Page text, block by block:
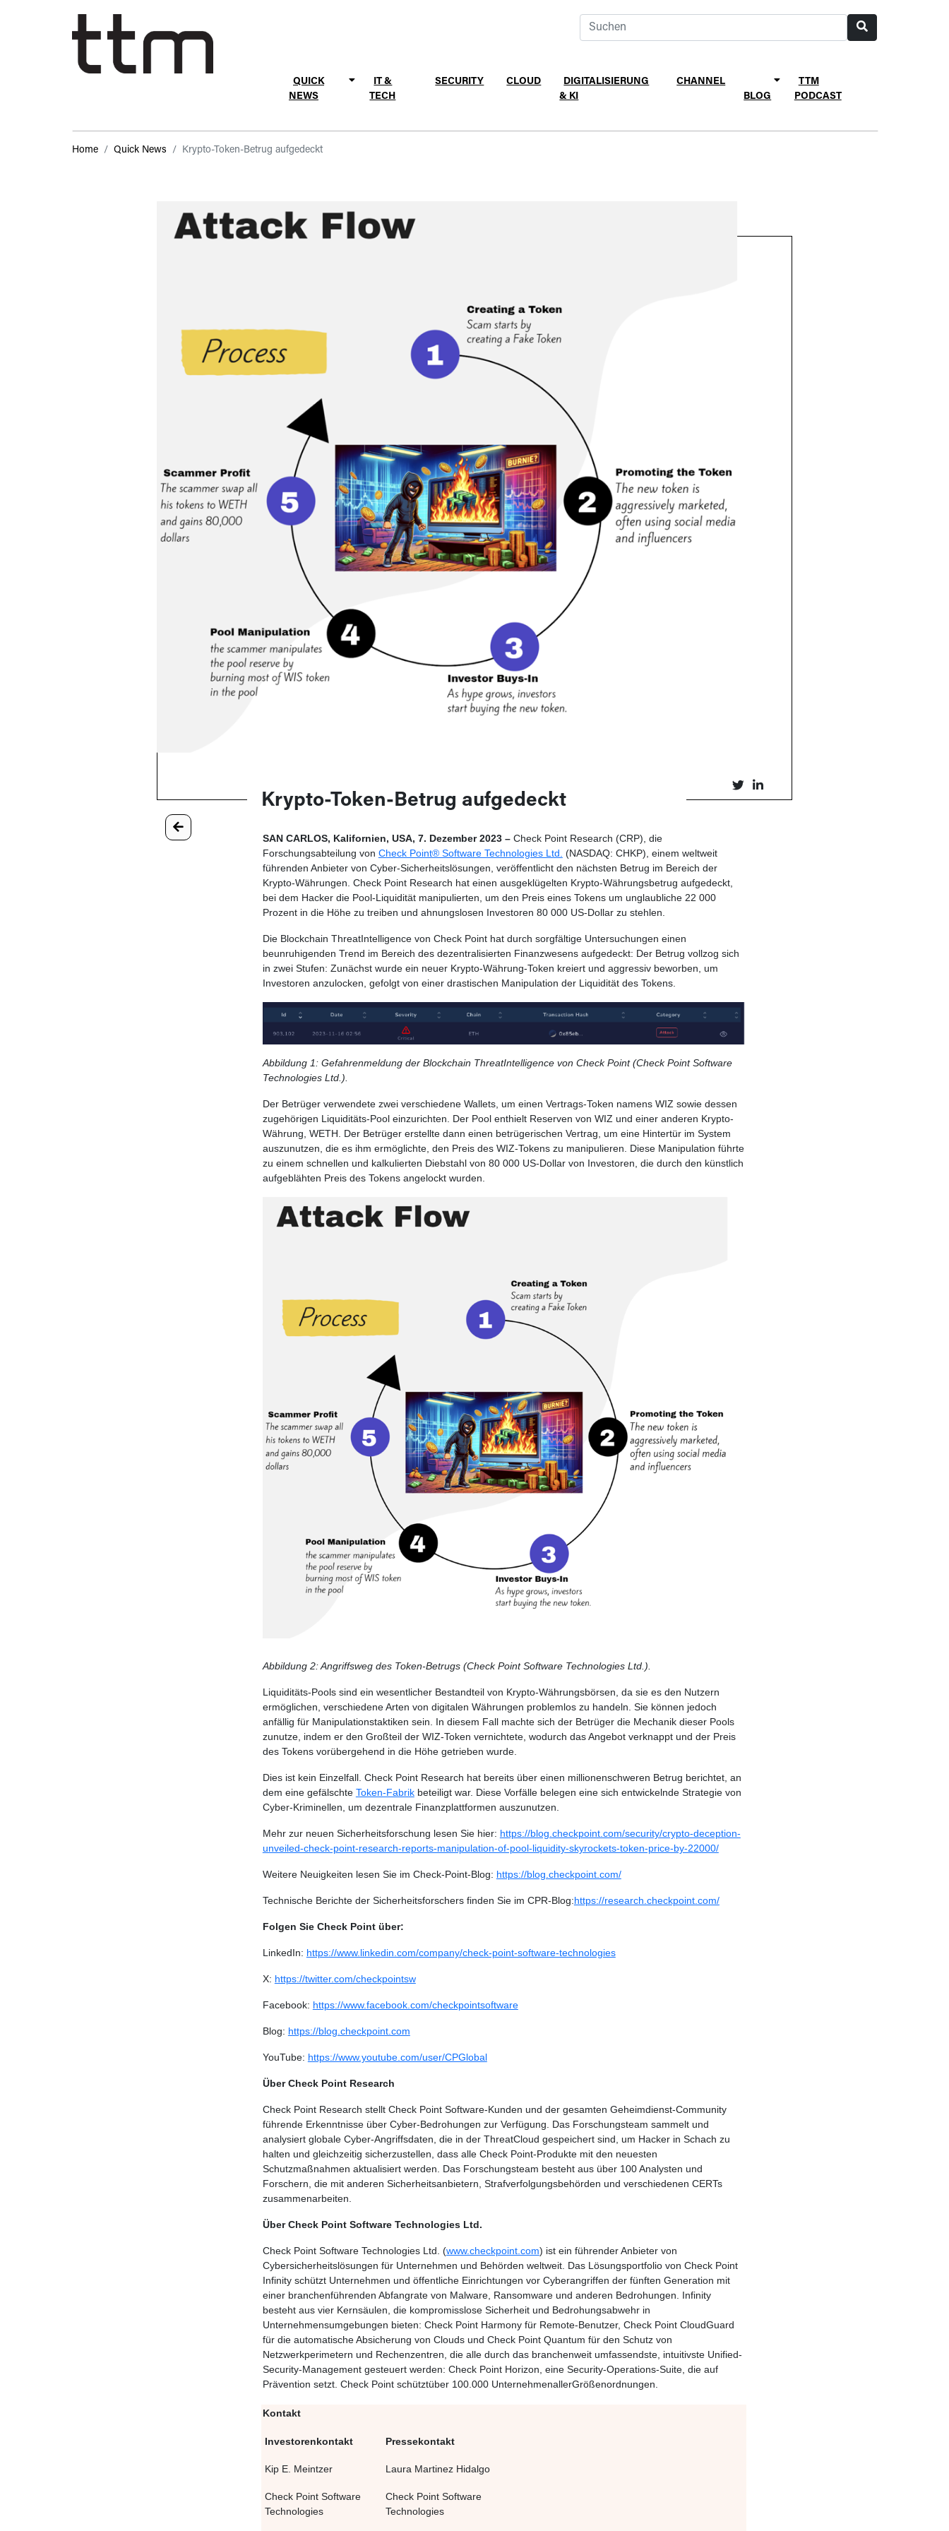
QUICK
NEWS
IT &
TECH
SECURITY CLOUD
DIGITALISIERUNG
& KI
CHANNEL
BLOG
TTM
PODCAST
Home Quick News Krypto-Token-Betrug aufgedeckt
Krypto-Token-Betrug aufgedeckt
SAN CARLOS, Kalifornien, USA, 7. Dezember 2023 – Check Point Research (CRP), die
Forschungsabteilung von Check Point® Software Technologies Ltd. (NASDAQ: CHKP), einem weltweit
führenden Anbieter von Cyber-Sicherheitslösungen, veröffentlicht den nächsten Betrug im Bereich der
Krypto-Währungen. Check Point Research hat einen ausgeklügelten Krypto-Währungsbetrug aufgedeckt,
bei dem Hacker die Pool-Liquidität manipulierten, um den Preis eines Tokens um unglaubliche 22 000
Prozent in die Höhe zu treiben und ahnungslosen Investoren 80 000 US-Dollar zu stehlen.
Die Blockchain ThreatIntelligence von Check Point hat durch sorgfältige Untersuchungen einen
beunruhigenden Trend im Bereich des dezentralisierten Finanzwesens aufgedeckt: Der Betrug vollzog sich
in zwei Stufen: Zunächst wurde ein neuer Krypto-Währung-Token kreiert und aggressiv beworben, um
Investoren anzulocken, gefolgt von einer drastischen Manipulation der Liquidität des Tokens.
Abbildung 1: Gefahrenmeldung der Blockchain ThreatIntelligence von Check Point (Check Point Software
Technologies Ltd.).
Der Betrüger verwendete zwei verschiedene Wallets, um einen Vertrags-Token namens WIZ sowie dessen
zugehörigen Liquiditäts-Pool einzurichten. Der Pool enthielt Reserven von WIZ und einer anderen Krypto-
Währung, WETH. Der Betrüger erstellte dann einen betrügerischen Vertrag, um eine Hintertür im System
auszunutzen, die es ihm ermöglichte, den Preis des WIZ-Tokens zu manipulieren. Diese Manipulation führte
zu einem schnellen und kalkulierten Diebstahl von 80 000 US-Dollar von Investoren, die durch den künstlich
aufgeblähten Preis des Tokens angelockt wurden.
Abbildung 2: Angriffsweg des Token-Betrugs (Check Point Software Technologies Ltd.).
Liquiditäts-Pools sind ein wesentlicher Bestandteil von Krypto-Währungsbörsen, da sie es den Nutzern
ermöglichen, verschiedene Arten von digitalen Währungen problemlos zu handeln. Sie können jedoch
anfällig für Manipulationstaktiken sein. In diesem Fall machte sich der Betrüger die Mechanik dieser Pools
zunutze, indem er den Großteil der WIZ-Token vernichtete, wodurch das Angebot verknappt und der Preis
des Tokens vorübergehend in die Höhe getrieben wurde.
Dies ist kein Einzelfall. Check Point Research hat bereits über einen millionenschweren Betrug berichtet, an
dem eine gefälschte Token-Fabrikbeteiligt war. Diese Vorfälle belegen eine sich entwickelnde Strategie von
Cyber-Kriminellen, um dezentrale Finanzplattformen auszunutzen.
Mehr zur neuen Sicherheitsforschung lesen Sie hier: https://blog.checkpoint.com/security/crypto-deception-
unveiled-check-point-research-reports-manipulation-of-pool-liquidity-skyrockets-token-price-by-22000/
Weitere Neuigkeiten lesen Sie im Check-Point-Blog: https://blog.checkpoint.com/
Technische Berichte der Sicherheitsforschers finden Sie im CPR-Blog:https://research.checkpoint.com/
Folgen Sie Check Point über:
LinkedIn: https://www.linkedin.com/company/check-point-software-technologies
X: https://twitter.com/checkpointsw
Facebook: https://www.facebook.com/checkpointsoftware
Blog: https://blog.checkpoint.com
YouTube: https://www.youtube.com/user/CPGlobal
Über Check Point Research
Check Point Research stellt Check Point Software-Kunden und der gesamten Geheimdienst-Community
führende Erkenntnisse über Cyber-Bedrohungen zur Verfügung. Das Forschungsteam sammelt und
analysiert globale Cyber-Angriffsdaten, die in der ThreatCloud gespeichert sind, um Hacker in Schach zu
halten und gleichzeitig sicherzustellen, dass alle Check Point-Produkte mit den neuesten
Schutzmaßnahmen aktualisiert werden. Das Forschungsteam besteht aus über 100 Analysten und
Forschern, die mit anderen Sicherheitsanbietern, Strafverfolgungsbehörden und verschiedenen CERTs
zusammenarbeiten.
Über Check Point Software Technologies Ltd.
Check Point Software Technologies Ltd. (www.checkpoint.com) ist ein führender Anbieter von
Cybersicherheitslösungen für Unternehmen und Behörden weltweit. Das Lösungsportfolio von Check Point
Infinity schützt Unternehmen und öffentliche Einrichtungen vor Cyberangriffen der fünften Generation mit
einer branchenführenden Abfangrate von Malware, Ransomware und anderen Bedrohungen. Infinity
besteht aus vier Kernsäulen, die kompromisslose Sicherheit und Bedrohungsabwehr in
Unternehmensumgebungen bieten: Check Point Harmony für Remote-Benutzer, Check Point CloudGuard
für die automatische Absicherung von Clouds und Check Point Quantum für den Schutz von
Netzwerkperimetern und Rechenzentren, die alle durch das branchenweit umfassendste, intuitivste Unified-
Security-Management gesteuert werden: Check Point Horizon, eine Security-Operations-Suite, die auf
Prävention setzt. Check Point schütztüber 100.000 UnternehmenallerGrößenordnungen.
Kontakt
Investorenkontakt Pressekontakt
Kip E. Meintzer Laura Martinez Hidalgo
Check Point Software
Technologies
Check Point Software
Technologies